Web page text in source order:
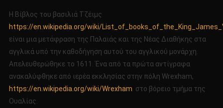
Η Βίβλος του βασιλιά Τζέιμς
https://en.wikipedia.org/wiki/
είναι μια μετάφραση της Παλαιάς και της Νέας Διαθήκης στα
αγγλικά υπό την καθοδήγηση αυτού του αγγλικού μονάρχη.
Απελευθερώθηκε το 1611. Ένα από τα πρώτα αντίγραφα
ανακαλύφθηκε από ιερέα εκκλησίας στην πόλη Wrexham,
https://en.wikipedia.org/wiki/Wrexham στο βόρειο τμήμα της
Ουαλίας.